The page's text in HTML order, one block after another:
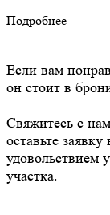
Подробнее
Если вам
он стоит в
Свяжитесь с
оставьте
удовольствием
участка.